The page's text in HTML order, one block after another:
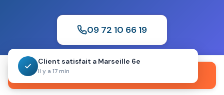
09 72 10 66 19
Devis gratuit Sans engagement
Client satisfait a Marseille 6e
Il y a 17 min